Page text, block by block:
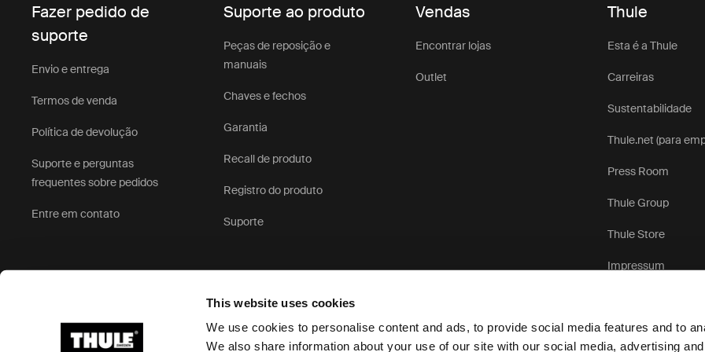
This website uses cookies
We use cookies to personalise content and ads, to provide social media features and to
We also share information about your use of our site with our social media, advertising
Fazer pedido de
suporte
Envio e entrega
Termos de venda
Política de devolução
Suporte e perguntas
frequentes sobre pedidos
Entre em contato
Suporte ao produto
Peças de reposição e
manuais
Chaves e fechos
Garantia
Recall de produto
Registro do produto
Suporte
Vendas
Encontrar lojas
Outlet
Thule
Esta é a Thule
Carreiras
Sustentabilidade
Thule.net (para
Press Room
Thule Group
Thule Store
Impressum